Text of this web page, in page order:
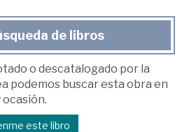
de libros
o descatalogado por la
podemos buscar esta obra en
ocasión.
este libro